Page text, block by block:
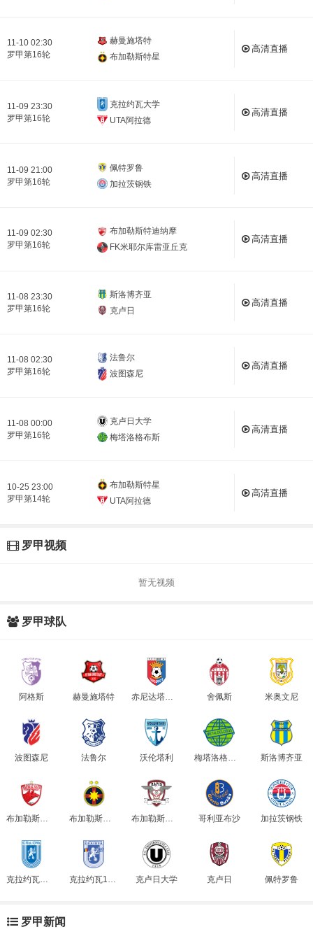
11-10 02:30
罗甲第16轮
赫曼施塔特
布加勒斯特星
高清直播
11-09 23:30
罗甲第16轮
克拉约瓦大学
UTA阿拉德
高清直播
11-09 21:00
罗甲第16轮
佩特罗鲁
加拉茨钢铁
高清直播
11-09 02:30
罗甲第16轮
布加勒斯特迪纳摩
FK米耶尔库雷亚丘克
高清直播
11-08 23:30
罗甲第16轮
斯洛博齐亚
克卢日
高清直播
11-08 02:30
罗甲第16轮
法鲁尔
波图森尼
高清直播
11-08 00:00
罗甲第16轮
克卢日大学
梅塔洛格布斯
高清直播
10-25 23:00
罗甲第14轮
布加勒斯特星
UTA阿拉德
高清直播
罗甲视频
暂无视频
罗甲球队
阿格斯 赫曼施塔特 赤尼达塔高维斯 舍佩斯 米奥文尼
波图森尼 法鲁尔 沃伦塔利 梅塔洛格布斯 斯洛博齐亚
布加勒斯特迪纳摩 布加勒斯特星 布加勒斯特快速 哥利亚布沙 加拉茨钢铁
克拉约瓦大学 克拉约瓦1948 克卢日大学 克卢日 佩特罗鲁
罗甲新闻